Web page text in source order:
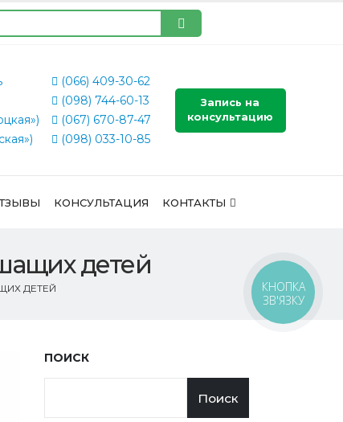
(066) 409-30-62
(098) 744-60-13
(067) 670-87-47
(098) 033-10-85
Запись на
консультацию
КОНСУЛЬТАЦИЯ КОНТАКТЫ
детей
ДЕТЕЙ
ПОИСК
Поиск
КНОПКА
ЗВ'ЯЗКУ